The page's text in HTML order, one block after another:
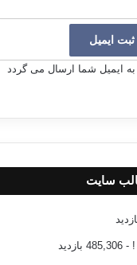
به ایمیل شما ارسال می گردد
سایت
- 485,306 بازدید